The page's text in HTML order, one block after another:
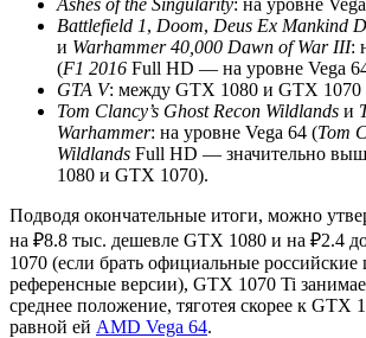
Battlefield 1, Doom, Deus Ex Mankind
и Warhammer 40,000 Dawn of War III:
(F1 2016 Full HD — на уровне Vega
GTA V: между GTX 1080 и GTX 1070
Tom Clancy’s Ghost Recon Wildlands и
Warhammer: на уровне Vega 64 (Tom
Wildlands Full HD — значительно
1080 и GTX 1070).
Подводя окончательные итоги, можно
на ₽8.8 тыс. дешевле GTX 1080 и на ₽2.4
1070 (если брать официальные российские
референсные версии), GTX 1070 Ti
среднее положение, тяготея скорее к GTX
равной ей AMD Vega 64.